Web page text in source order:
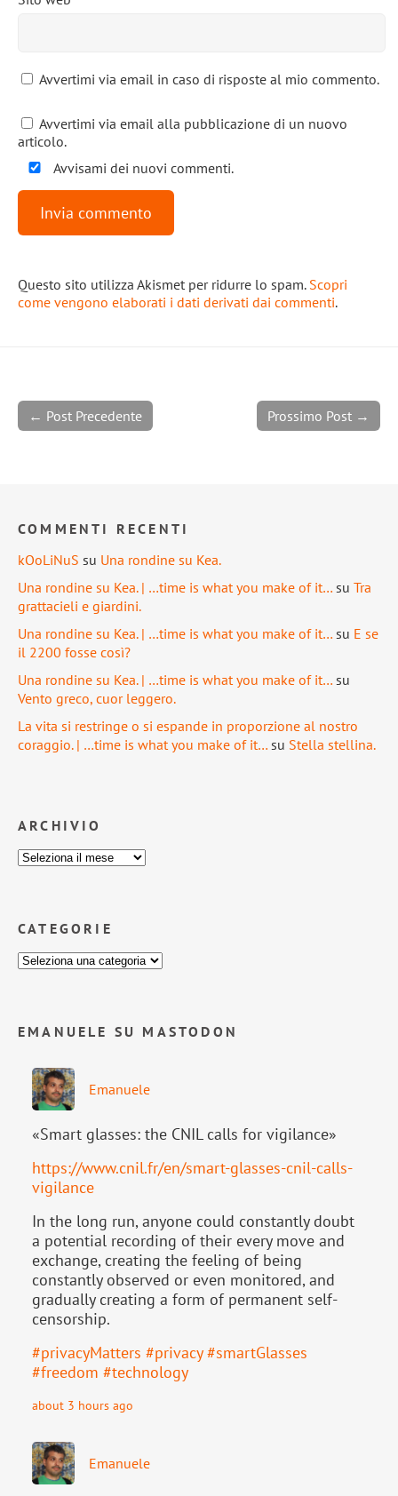
Avvertimi via email in caso di risposte al mio commento.
Avvertimi via email alla pubblicazione di un nuovo
articolo.
Avvisami dei nuovi commenti.
Questo sito utilizza Akismet per ridurre lo spam. Scopri
come vengono elaborati i dati derivati dai commenti.
Prossimo Post →
← Post Precedente
COMMENTI RECENTI
kOoLiNuS su Una rondine su Kea.
Una rondine su Kea. | …time is what you make of it… su Tra
grattacieli e giardini.
Una rondine su Kea. | …time is what you make of it… su E se
il 2200 fosse così?
Una rondine su Kea. | …time is what you make of it… su
Vento greco, cuor leggero.
La vita si restringe o si espande in proporzione al nostro
coraggio. | …time is what you make of it… su Stella stellina.
ARCHIVIO
CATEGORIE
EMANUELE SU MASTODON
Emanuele
«Smart glasses: the CNIL calls for vigilance»
https://www.cnil.fr/en/smart-glasses-cnil-calls-
vigilance
In the long run, anyone could constantly doubt
a potential recording of their every move and
exchange, creating the feeling of being
constantly observed or even monitored, and
gradually creating a form of permanent self-
censorship.
#privacyMatters #privacy #smartGlasses
#freedom #technology
about 3 hours ago
Emanuele